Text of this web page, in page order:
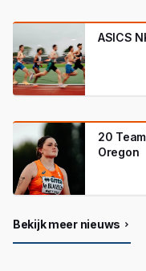
ASICS
20
Oregon
Bekijk meer nieuws